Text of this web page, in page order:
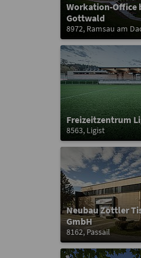
Workation-Office
Gottwald
8972, Ramsau am
Freizeitzentrum
8563, Ligist
Neubau Zottler
GmbH
8162, Passail